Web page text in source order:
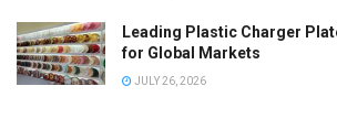
Leading Plastic Charger
for Global Markets
JULY 26, 2026